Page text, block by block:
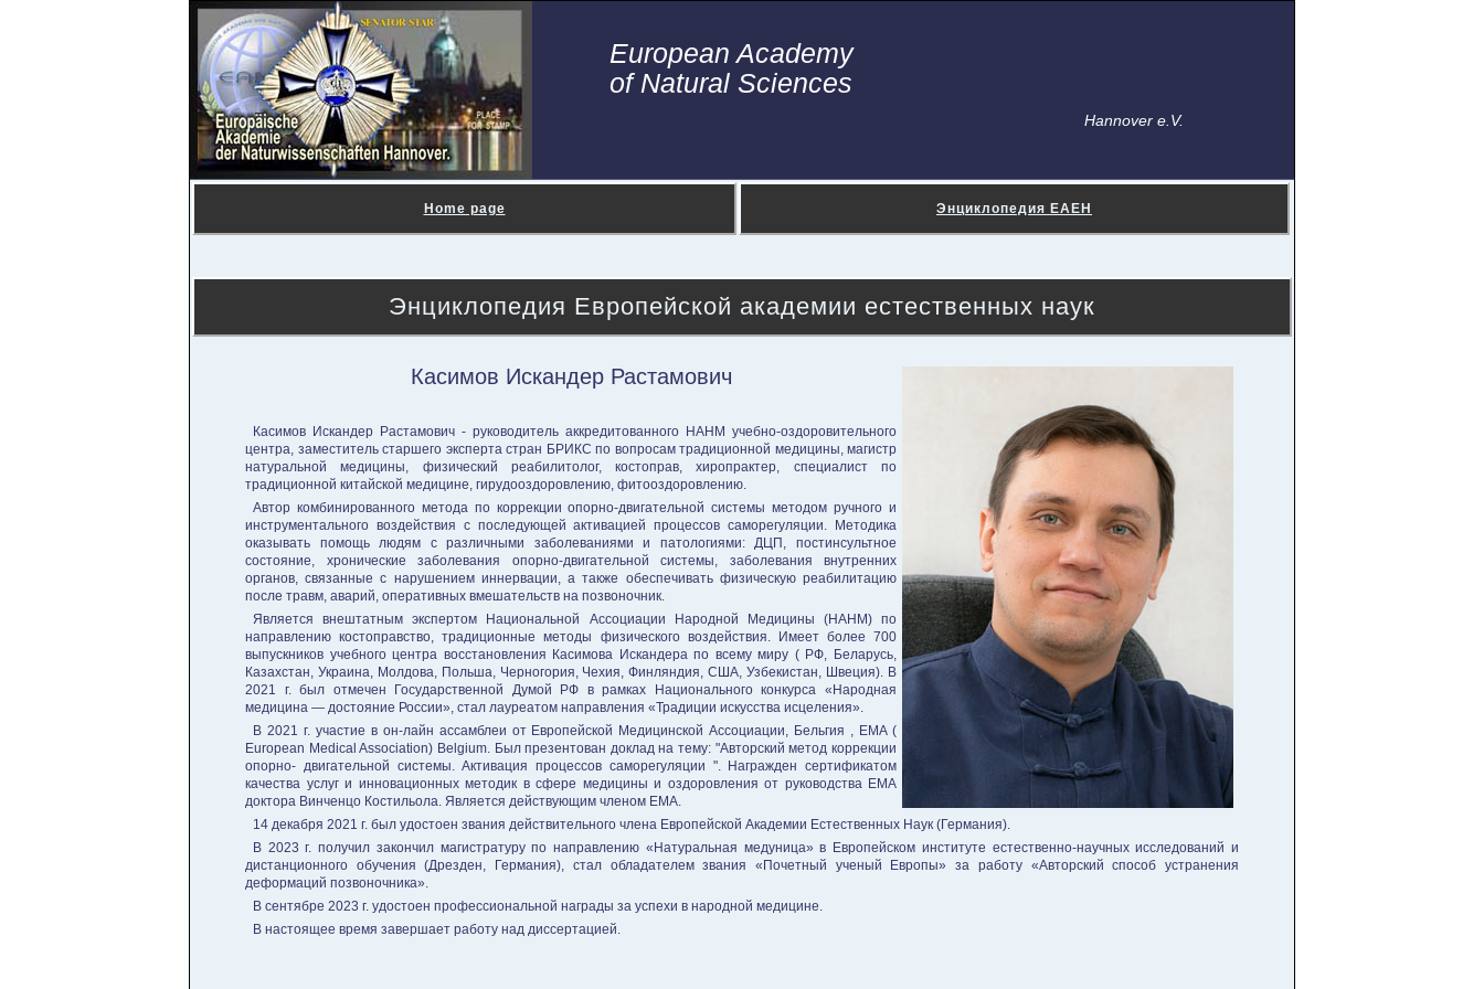
European Academy
of Natural Sciences
Hannover e.V.
Home page Энциклопедия ЕАЕН
Энциклопедия Европейской академии естественных наук
Касимов Искандер Растамович
Касимов Искандер Растамович - руководитель аккредитованного НАНМ учебно-оздоровительного
центра, заместитель старшего эксперта стран БРИКС по вопросам традиционной медицины, магистр
натуральной медицины, физический реабилитолог, костоправ, хиропрактер, специалист по
традиционной китайской медицине, гирудооздоровлению, фитооздоровлению.
Автор комбинированного метода по коррекции опорно-двигательной системы методом ручного и
инструментального воздействия с последующей активацией процессов саморегуляции. Методика
оказывать помощь людям с различными заболеваниями и патологиями: ДЦП, постинсультное
состояние, хронические заболевания опорно-двигательной системы, заболевания внутренних
органов, связанные с нарушением иннервации, а также обеспечивать физическую реабилитацию
после травм, аварий, оперативных вмешательств на позвоночник.
Является внештатным экспертом Национальной Ассоциации Народной Медицины (НАНМ) по
направлению костоправство, традиционные методы физического воздействия. Имеет более 700
выпускников учебного центра восстановления Касимова Искандера по всему миру ( РФ, Беларусь,
Казахстан, Украина, Молдова, Польша, Черногория, Чехия, Финляндия, США, Узбекистан, Швеция). В
2021 г. был отмечен Государственной Думой РФ в рамках Национального конкурса «Народная
медицина — достояние России», стал лауреатом направления «Традиции искусства исцеления».
В 2021 г. участие в он-лайн ассамблеи от Европейской Медицинской Ассоциации, Бельгия , EMA (
European Medical Association) Belgium. Был презентован доклад на тему: "Авторский метод коррекции
опорно- двигательной системы. Активация процессов саморегуляции ". Награжден сертификатом
качества услуг и инновационных методик в сфере медицины и оздоровления от руководства ЕМА
доктора Винченцо Костильола. Является действующим членом ЕМА.
14 декабря 2021 г. был удостоен звания действительного члена Европейской Академии Естественных Наук (Германия).
В 2023 г. получил закончил магистратуру по направлению «Натуральная медуница» в Европейском институте естественно-научных исследований и
дистанционного обучения (Дрезден, Германия), стал обладателем звания «Почетный ученый Европы» за работу «Авторский способ устранения
деформаций позвоночника».
В сентябре 2023 г. удостоен профессиональной награды за успехи в народной медицине.
В настоящее время завершает работу над диссертацией.